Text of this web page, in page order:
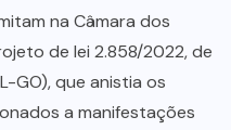
na Câmara dos
de lei 2.858/2022, de
GO), que anistia os
a manifestações